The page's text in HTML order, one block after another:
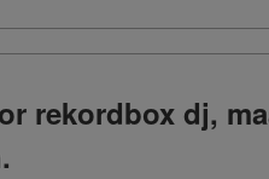
rekordbox dj,